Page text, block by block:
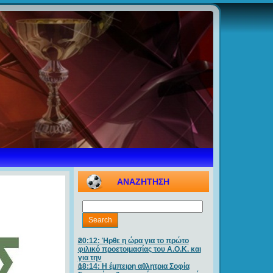
ΑΝΑΖΗΤΗΣΗ
20:12: Ήρθε η ώρα για το πρώτο
φιλικό προετοιμασίας του Α.Ο.Κ. και
για την
18:14: Η έμπειρη αθλητρια Σοφία